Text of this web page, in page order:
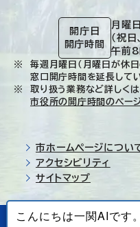
開庁日
開庁時間
月曜
（祝
午前
毎週月曜日（月曜日が休
窓口開庁時間を延長してい
取り扱う業務など詳しくは
市役所の開庁時間のペー
市ホームページについ
アクセシビリティ
サイトマップ